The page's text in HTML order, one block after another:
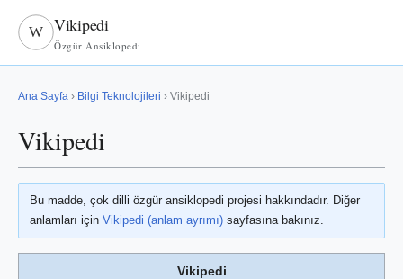
W Vikipedi
Özgür Ansiklopedi
Ana Sayfa › Bilgi Teknolojileri › Vikipedi
Vikipedi
Bu madde, çok dilli özgür ansiklopedi projesi hakkındadır. Diğer
anlamları için Vikipedi (anlam ayrımı) sayfasına bakınız.
Vikipedi